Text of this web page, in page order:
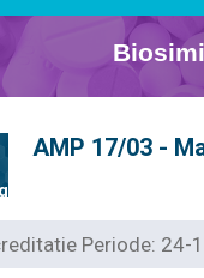
AMP 17/03 -
Periode: